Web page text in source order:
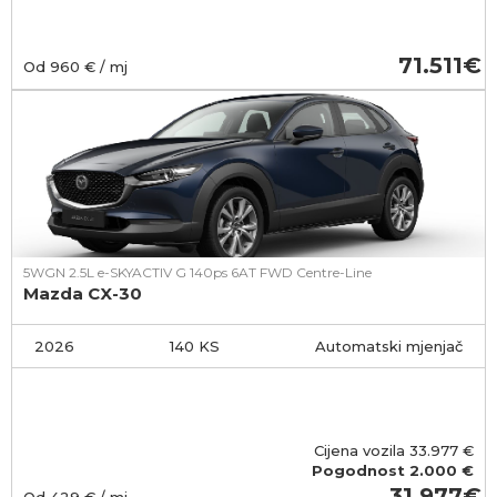
Od 960 € / mj 71.511
5WGN 2.5L e-SKYACTIV G 140ps 6AT FWD Centre-Line
Mazda CX-30
2026 140 KS Automatski mjenjač
Cijena vozila 33.977 €
Pogodnost 2.000 €